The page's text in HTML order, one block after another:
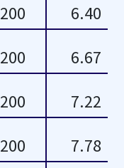
10.50
11.10
11.6
11.60
200
6.40
200
6.67
200
7.22
200
7.78